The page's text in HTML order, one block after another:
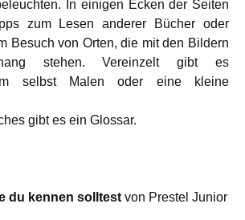
In einigen Ecken der Seiten
zum Lesen anderer Bücher oder
Besuch von Orten, die mit den Bildern
stehen. Vereinzelt gibt es
selbst Malen oder eine kleine
gibt es ein Glossar.
du kennen solltest von Prestel Junior